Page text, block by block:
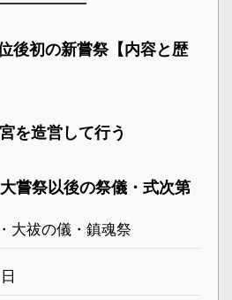
後初の新嘗祭【内容と歴
を造営して行う
嘗祭以後の祭儀・式次第
大祓の儀・鎮魂祭